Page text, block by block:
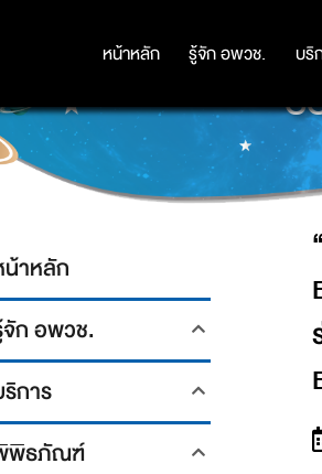
หน้าหลัก รู้จัก อพวช. บริ
หน้าหลัก รู้จัก อพวช. บริ
มหลากหลายทางธรรม
รงงานกิ้งกือน้อยในป่า
าหลัก
ก อพวช.
การ
พิธภัณฑ์